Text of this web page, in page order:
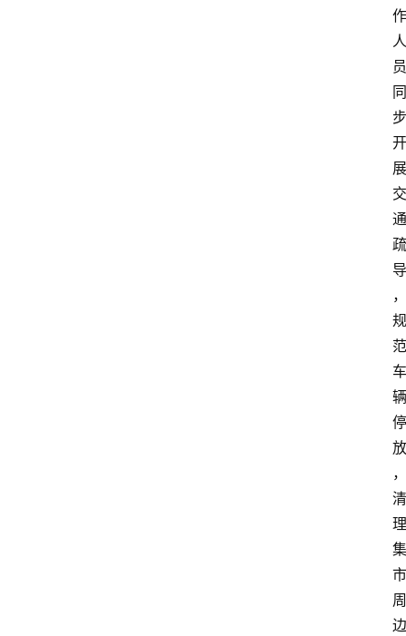
作
人
员
同
步
开
展
交
通
疏
导
，
规
范
车
辆
停
放
，
清
理
集
市
周
边